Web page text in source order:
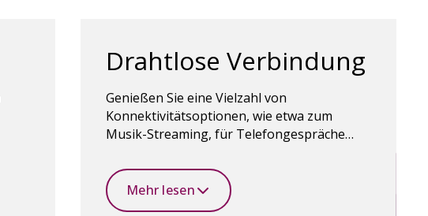
Drahtlose Verbindung
Genießen Sie eine Vielzahl von
Konnektivitätsoptionen, wie etwa zum
Musik-Streaming, für Telefongespräche
App zur Steuerung von Hörgeräten. Die
Bluetooth-Wireless-Technologie macht es
möglich.
Mehr lesen